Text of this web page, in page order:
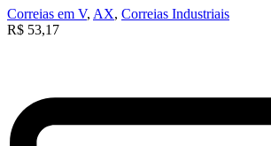
Correias em V, AX, Correias Industriais
R$ 53,17